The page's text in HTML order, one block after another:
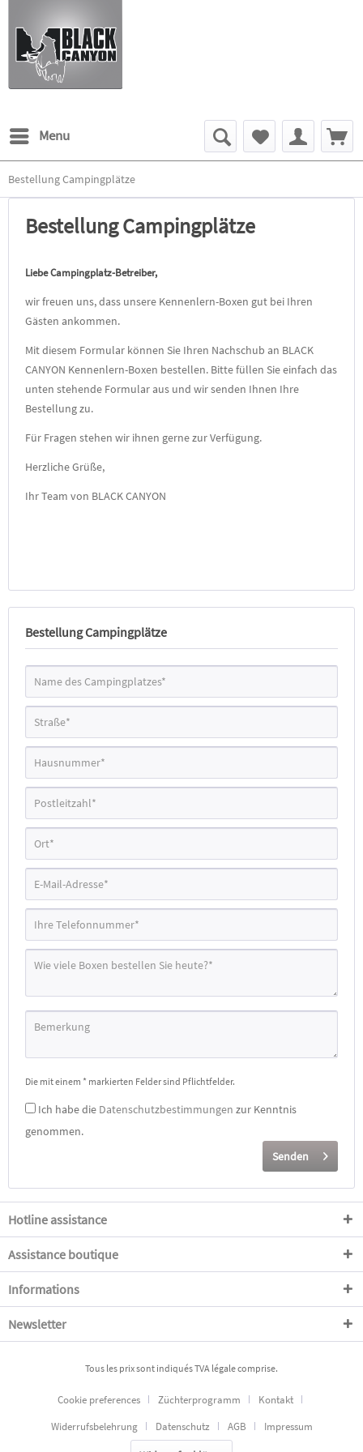
Menu
Bestellung Campingplätze
Bestellung Campingplätze
Liebe Campingplatz-Betreiber,
wir freuen uns, dass unsere Kennenlern-Boxen gut bei Ihren
Gästen ankommen.
Mit diesem Formular können Sie Ihren Nachschub an BLACK
CANYON Kennenlern-Boxen bestellen. Bitte füllen Sie einfach das
unten stehende Formular aus und wir senden Ihnen Ihre
Bestellung zu.
Für Fragen stehen wir ihnen gerne zur Verfügung.
Herzliche Grüße,
Ihr Team von BLACK CANYON
Bestellung Campingplätze
Die mit einem * markierten Felder sind Pflichtfelder.
Ich habe die Datenschutzbestimmungen zur Kenntnis
genommen.
Senden
Hotline assistance
Assistance boutique
Informations
Newsletter
Tous les prix sont indiqués TVA légale comprise.
Cookie preferences Züchterprogramm
Kontakt
Widerrufsbelehrung
Datenschutz AGB Impressum